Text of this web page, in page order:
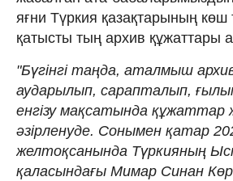
яғни Түркия қазақтарының көш
қатысты тың архив құжаттары
"Бүгінгі таңда, аталмыш
аударылып, сарапталып,
енгізу мақсатында құжаттар
әзірленуде. Сонымен қатар
желтоқсанында Түркияның
қаласындағы Мимар Синан